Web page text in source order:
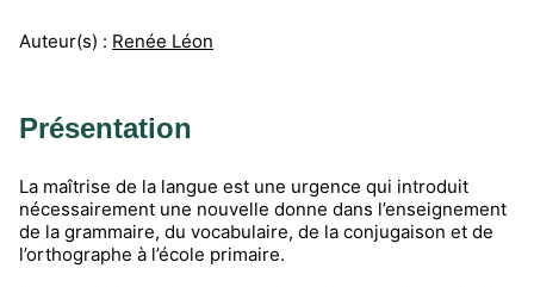
Auteur(s) : Renée Léon
Présentation
La maîtrise de la langue est une urgence qui introduit
nécessairement une nouvelle donne dans l’enseignement
de la grammaire, du vocabulaire, de la conjugaison et de
l’orthographe à l’école primaire.